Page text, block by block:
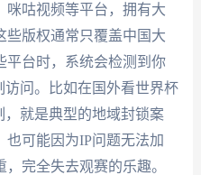
咪咕视频等平台，拥有大
些版权通常只覆盖中国大
平台时，系统会检测到你
问。比如在国外看世界杯
，就是典型的地域封锁案
可能因为IP问题无法加
完全失去观赛的乐趣。